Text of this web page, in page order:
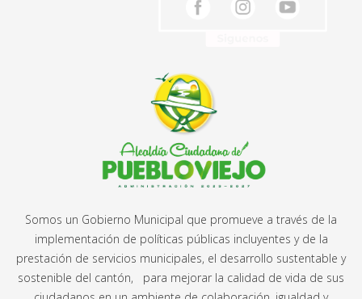
Somos un Gobierno Municipal que promueve a través de la
implementación de políticas públicas incluyentes y de la
prestación de servicios municipales, el desarrollo sustentable y
sostenible del cantón, para mejorar la calidad de vida de sus